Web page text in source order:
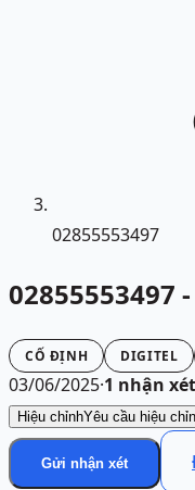
02855553497
02855553497
CỐ ĐỊNH DIGITEL
03/06/2025·1 nhận xét
Hiệu chỉnhYêu cầu hiệu
Gửi nhận xét